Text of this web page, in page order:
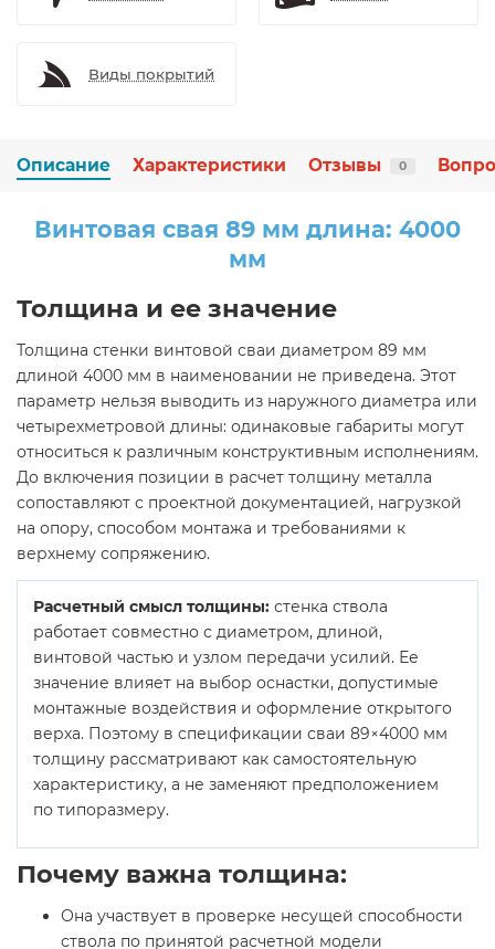
Виды покрытий
Описание Характеристики Отзывы 0
Винтовая свая 89 мм длина: 4000
мм
Толщина и ее значение
Толщина стенки винтовой сваи диаметром 89 мм
длиной 4000 мм в наименовании не приведена. Этот
параметр нельзя выводить из наружного диаметра или
четырехметровой длины: одинаковые габариты могут
относиться к различным конструктивным исполнениям.
До включения позиции в расчет толщину металла
сопоставляют с проектной документацией, нагрузкой
на опору, способом монтажа и требованиями к
верхнему сопряжению.
Расчетный смысл толщины: стенка ствола
работает совместно с диаметром, длиной,
винтовой частью и узлом передачи усилий. Ее
значение влияет на выбор оснастки, допустимые
монтажные воздействия и оформление открытого
верха. Поэтому в спецификации сваи 89×4000 мм
толщину рассматривают как самостоятельную
характеристику, а не заменяют предположением
по типоразмеру.
Почему важна толщина:
Она участвует в проверке несущей способности
ствола по принятой расчетной модели